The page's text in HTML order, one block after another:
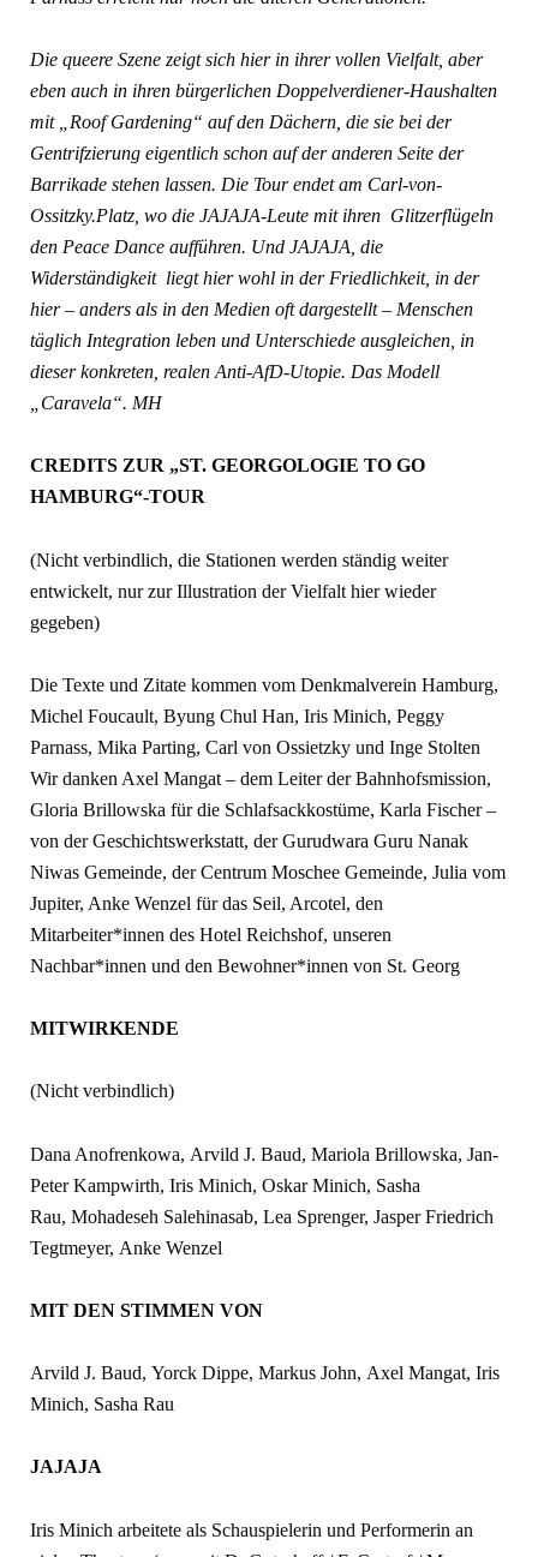
Die queere Szene zeigt sich hier in ihrer vollen Vielfalt, aber
eben auch in ihren bürgerlichen Doppelverdiener-Haushalten
mit „Roof Gardening“ auf den Dächern, die sie bei der
Gentrifzierung eigentlich schon auf der anderen Seite der
Barrikade stehen lassen. Die Tour endet am Carl-von-
Ossitzky.Platz, wo die JAJAJA-Leute mit ihren Glitzerflügeln
den Peace Dance aufführen. Und JAJAJA, die
Widerständigkeit liegt hier wohl in der Friedlichkeit, in der
hier – anders als in den Medien oft dargestellt – Menschen
täglich Integration leben und Unterschiede ausgleichen, in
dieser konkreten, realen Anti-AfD-Utopie. Das Modell
„Caravela“. MH
CREDITS ZUR „ST. GEORGOLOGIE TO GO
HAMBURG“-TOUR
(Nicht verbindlich, die Stationen werden ständig weiter
entwickelt, nur zur Illustration der Vielfalt hier wieder
gegeben)
Die Texte und Zitate kommen vom Denkmalverein Hamburg,
Michel Foucault, Byung Chul Han, Iris Minich, Peggy
Parnass, Mika Parting, Carl von Ossietzky und Inge Stolten
Wir danken Axel Mangat – dem Leiter der Bahnhofsmission,
Gloria Brillowska für die Schlafsackkostüme, Karla Fischer –
von der Geschichtswerkstatt, der Gurudwara Guru Nanak
Niwas Gemeinde, der Centrum Moschee Gemeinde, Julia vom
Jupiter, Anke Wenzel für das Seil, Arcotel, den
Mitarbeiter*innen des Hotel Reichshof, unseren
Nachbar*innen und den Bewohner*innen von St. Georg
MITWIRKENDE
(Nicht verbindlich)
Dana Anofrenkowa, Arvild J. Baud, Mariola Brillowska, Jan-
Peter Kampwirth, Iris Minich, Oskar Minich, Sasha
Rau, Mohadeseh Salehinasab, Lea Sprenger, Jasper Friedrich
Tegtmeyer, Anke Wenzel
MIT DEN STIMMEN VON
Arvild J. Baud, Yorck Dippe, Markus John, Axel Mangat, Iris
Minich, Sasha Rau
JAJAJA
Iris Minich arbeitete als Schauspielerin und Performerin an